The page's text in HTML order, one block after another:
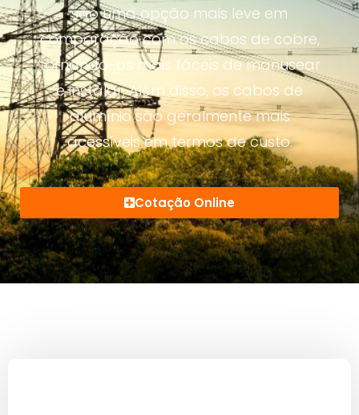
são uma opção mais leve em
comparação com os cabos de cobre,
tornando-os mais fáceis de manusear
e instalar. Além disso, os cabos de
alumínio são geralmente mais
acessíveis em termos de custo.
Cotação Online